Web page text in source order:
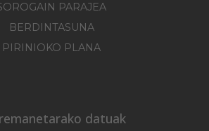
PARAJEA
BERDINTASUNA
PIRINIOKO PLANA
datuak